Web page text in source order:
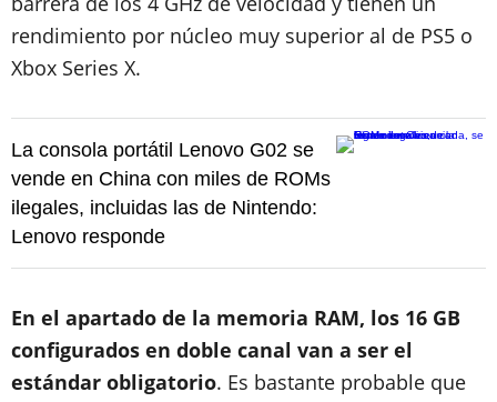
rendimiento por núcleo muy superior al de PS5 o
Xbox Series X.
La consola portátil Lenovo G02 se
vende en China con miles de ROMs
ilegales, incluidas las de Nintendo:
Lenovo responde
En el apartado de la memoria RAM, los 16 GB
configurados en doble canal van a ser el
estándar obligatorio. Es bastante probable que